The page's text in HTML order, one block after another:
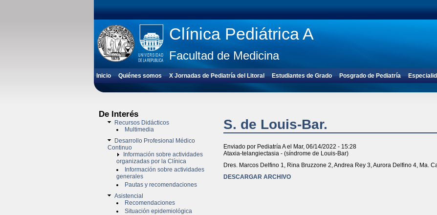
Clínica Pediátrica A
Facultad de Medicina
Inicio Quiénes somos X Jornadas de Pediatría del Litoral Estudiantes de Grado Posgrado de Pediatría
De Interés
Recursos Didácticos
Multimedia
Desarrollo Profesional Médico
Continuo
Información sobre actividades
organizadas por la Clínica
Información sobre actividades
generales
Pautas y recomendaciones
Asistencial
Recomendaciones
Situación epidemiológica
S. de Louis-Bar.
Enviado por Pediatría Ael Mar, 06/14/2022 - 15:28
Ataxia-telangiectasia - (síndrome de Louis-Bar)
Dres. Marcos Delfino 1, Rina Bruzzone 2, Andrea Rey 3, Aurora Delfino 4, Ma.
DESCARGAR ARCHIVO